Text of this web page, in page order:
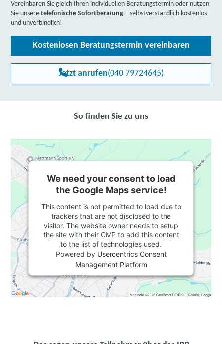
Vereinbaren Sie gleich Ihren individuellen Beratungstermin oder nutzen
Sie unseretelefonische Sofortberatung – selbstverständlich kostenlos
und unverbindlich!
Kostenlosen Beratungstermin vereinbaren
Jetzt anrufen(040 79724645)
So finden Sie zu uns
We need your consent to load
the Google Maps service!
This content is not permitted to load due to
trackers that are not disclosed to the
visitor. The website owner needs to setup
the site with their CMP to add this content
to the list of technologies used.
Powered by Usercentrics Consent
Management Platform